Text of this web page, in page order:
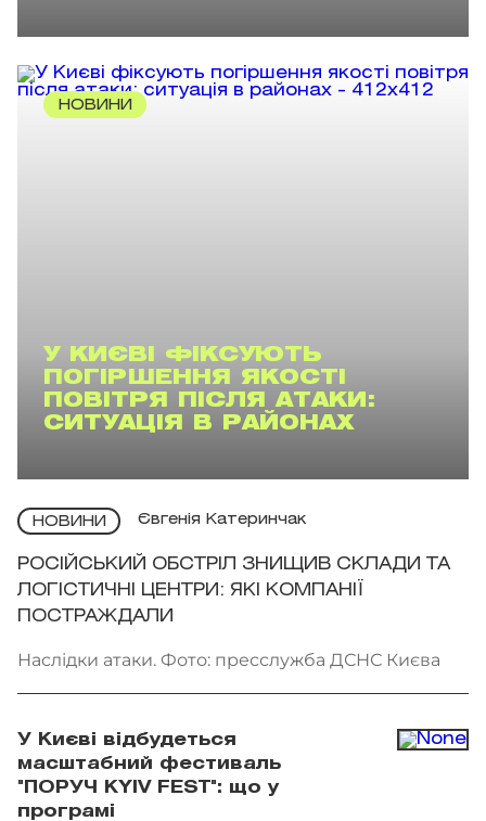
НОВИНИ
У КИЄВІ ФІКСУЮТЬ
ПОГІРШЕННЯ ЯКОСТІ
ПОВІТРЯ ПІСЛЯ АТАКИ:
СИТУАЦІЯ В РАЙОНАХ
НОВИНИ Євгенія Катеринчак
РОСІЙСЬКИЙ ОБСТРІЛ ЗНИЩИВ СКЛАДИ ТА
ЛОГІСТИЧНІ ЦЕНТРИ: ЯКІ КОМПАНІЇ
ПОСТРАЖДАЛИ
Наслідки атаки. Фото: пресслужба ДСНС Києва
У Києві відбудеться
масштабний фестиваль
"ПОРУЧ KYIV FEST": що у
програмі